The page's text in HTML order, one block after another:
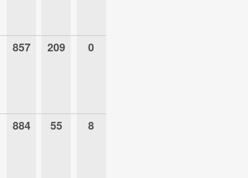
857 209 0
884 55 8